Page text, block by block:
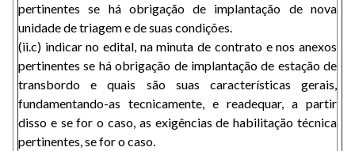
pertinentes se há obrigação de implantação de nova
unidade de triagem e de suas condições.
(ii.c) indicar no edital, na minuta de contrato e nos anexos
pertinentes se há obrigação de implantação de estação de
transbordo e quais são suas características gerais,
fundamentando-as tecnicamente, e readequar, a partir
disso e se for o caso, as exigências de habilitação técnica
pertinentes, se for o caso.